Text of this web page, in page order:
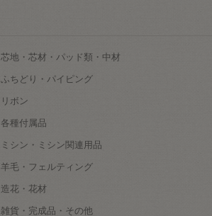
芯地・芯材・パッド類・中材
ふちどり・パイピング
リボン
各種付属品
ミシン・ミシン関連用品
羊毛・フェルティング
造花・花材
雑貨・完成品・その他